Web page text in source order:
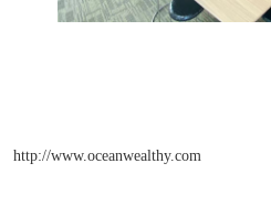
http://www.oceanwealthy.com